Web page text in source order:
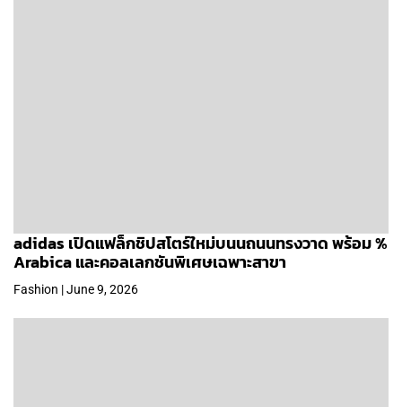
adidas เปิดแฟล็กชิปสโตร์ใหม่บนนถนนทรงวาด พร้อม %
Arabica และคอลเลกชันพิเศษเฉพาะสาขา
Fashion | June 9, 2026